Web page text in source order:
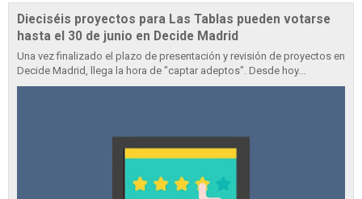
Dieciséis proyectos para Las Tablas pueden votarse
hasta el 30 de junio en Decide Madrid
Una vez finalizado el plazo de presentación y revisión de proyectos en
Decide Madrid, llega la hora de "captar adeptos". Desde hoy...